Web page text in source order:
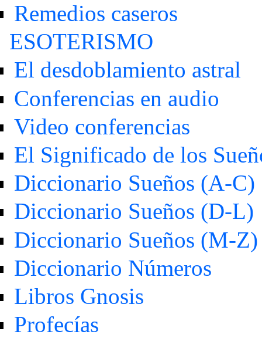
Remedios caseros
ESOTERISMO
El desdoblamiento astral
Conferencias en audio
Video conferencias
El Significado de los
Diccionario Sueños (A-C)
Diccionario Sueños (D-L)
Diccionario Sueños (M-Z)
Diccionario Números
Libros Gnosis
Profecías